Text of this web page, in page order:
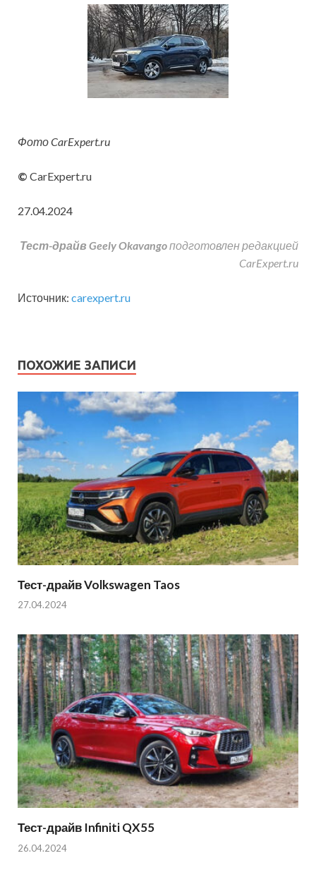
Фото CarExpert.ru
© CarExpert.ru
27.04.2024
Тест-драйв Geely Okavangoподготовлен редакцией
CarExpert.ru
Источник: carexpert.ru
ПОХОЖИЕ ЗАПИСИ
Тест-драйв Volkswagen Taos
27.04.2024
Тест-драйв Infiniti QX55
26.04.2024